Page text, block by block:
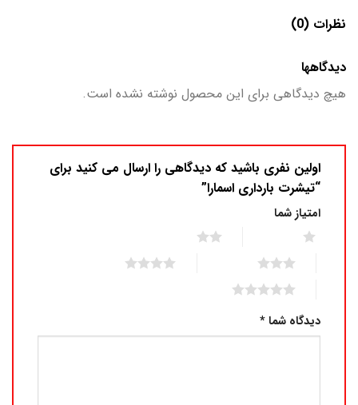
نظرات (0)
دیدگاهها
هیچ دیدگاهی برای این محصول نوشته نشده است.
اولین نفری باشید که دیدگاهی را ارسال می کنید برای
“تیشرت بارداری اسمارا”
امتیاز شما
دیدگاه شما*